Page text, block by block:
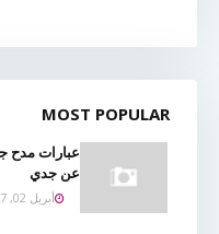
MOST POPULAR
عبارات مدح
عن جدي
أبريل 02, 2017